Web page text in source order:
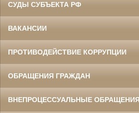
СУДЫ СУБЪЕКТА РФ
ВАКАНСИИ
ПРОТИВОДЕЙСТВИЕ КОРРУПЦИИ
ОБРАЩЕНИЯ ГРАЖДАН
ВНЕПРОЦЕССУАЛЬНЫЕ ОБРАЩЕНИЯ